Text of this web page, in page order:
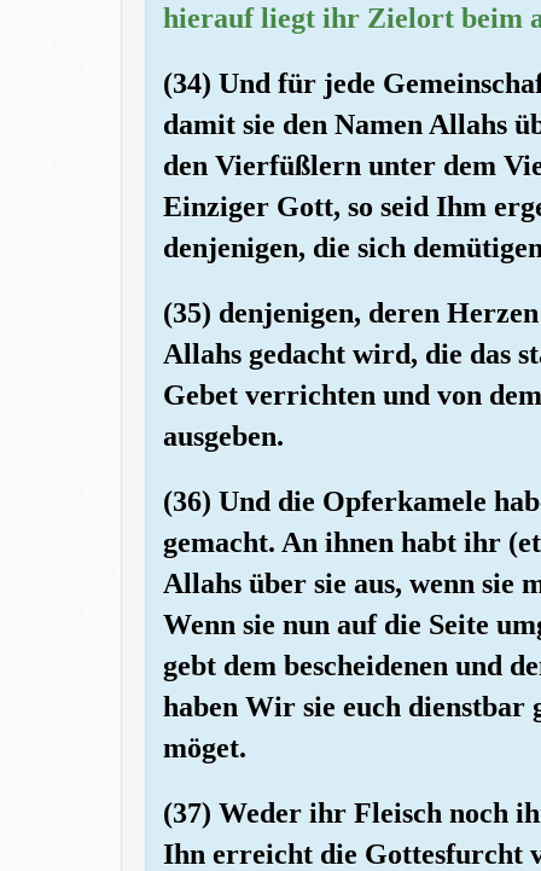
hierauf liegt ihr Zielort beim
(34) Und für jede
damit sie den Namen Allahs
den Vierfüßlern unter dem
Einziger Gott, so seid Ihm
denjenigen, die sich
(35) denjenigen, deren
Allahs gedacht wird, die das
Gebet verrichten und von
ausgeben.
(36) Und die Opferkamele
gemacht. An ihnen habt ihr
Allahs über sie aus, wenn sie
Wenn sie nun auf die Seite
gebt dem bescheidenen und
haben Wir sie euch dienstbar
möget.
(37) Weder ihr Fleisch noch
Ihn erreicht die Gottesfurcht